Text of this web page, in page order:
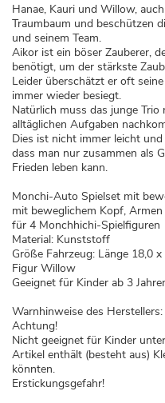
Hanae, Kauri und Willow,
Traumbaum und beschützen
und seinem Team.
Aikor ist ein böser Zauberer,
benötigt, um der stärkste
Leider überschätzt er oft
immer wieder besiegt.
Natürlich muss das junge
alltäglichen Aufgaben
Dies ist nicht immer leicht
dass man nur zusammen als
Frieden leben kann.
Monchi-Auto Spielset mit
mit beweglichem Kopf,
für 4 Monchhichi-Spielfiguren
Material: Kunststoff
Größe Fahrzeug: Länge 18,0
Figur Willow
Geeignet für Kinder ab 3
Warnhinweise des Herstellers:
Achtung!
Nicht geeignet für Kinder
Artikel enthält (besteht aus)
könnten.
Erstickungsgefahr!